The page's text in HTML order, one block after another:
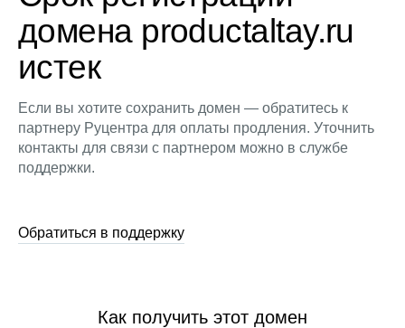
домена productaltay.ru
истек
Если вы хотите сохранить домен — обратитесь к
партнеру Руцентра для оплаты продления. Уточнить
контакты для связи с партнером можно в службе
поддержки.
Обратиться в поддержку
Как получить этот домен